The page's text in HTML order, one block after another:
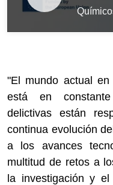
"El mundo actual
está en constante
delictivas están
continua evolución
a los avances
multitud de retos a
la investigación y